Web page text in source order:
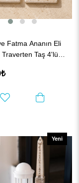
Fatma Ananın Eli
Taş 4'lü
Yeni